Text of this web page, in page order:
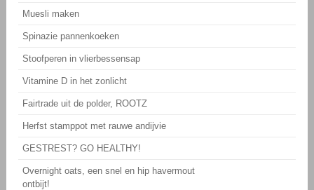
Muesli maken
Spinazie pannenkoeken
Stoofperen in vlierbessensap
Vitamine D in het zonlicht
Fairtrade uit de polder, ROOTZ
Herfst stamppot met rauwe andijvie
GESTREST? GO HEALTHY!
Overnight oats, een snel en hip havermout
ontbijt!